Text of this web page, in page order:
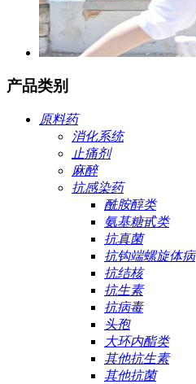
产品类别
原料药
消化系统
止痛剂
麻醉
抗感染药
酰胺醇类
氨基糖甙类
抗真菌
抗钩端螺旋体病
抗结核
抗生素
抗病毒
头孢
大环内酯类
其他抗生素
其他抗菌